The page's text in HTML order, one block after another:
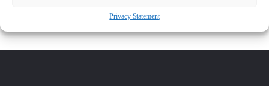
Privacy Statement